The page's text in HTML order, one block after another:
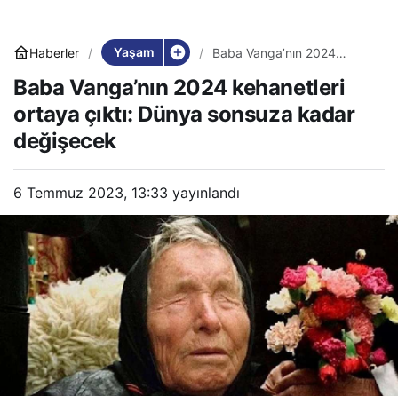
Haberler Yaşam
Baba Vanga’nın 2024
Dünya sonsuza kadar
değişecek
Baba Vanga’nın 2024 kehanetleri
ortaya çıktı: Dünya sonsuza kadar
değişecek
6 Temmuz 2023, 13:33 yayınlandı